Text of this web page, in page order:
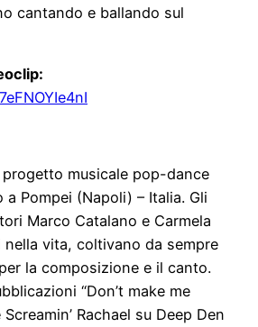
cantando e ballando sul
progetto musicale pop-dance
Pompei (Napoli) – Italia. Gli
Marco Catalano e Carmela
vita, coltivano da sempre
la composizione e il canto.
“Don’t make me
Rachael su Deep Den